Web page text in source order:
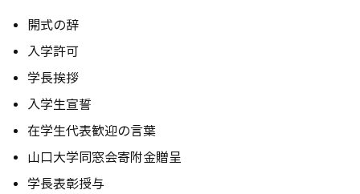
開式の辞
入学許可
学長挨拶
入学生宣誓
在学生代表歓迎の言葉
山口大学同窓会寄附金贈呈
学長表彰授与